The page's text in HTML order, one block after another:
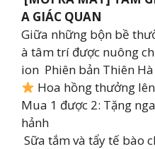
A GIÁC QUAN
Giữa những bộn bề
à tâm trí được nuông
ion Phiên bản Thiên Hà
Hoa hồng thưởng
Mua 1 được 2: Tặng
hảnh
Sữa tắm và tẩy tế bào